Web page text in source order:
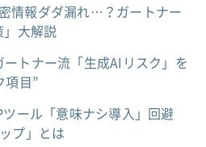
情報ダダ漏れ…？ガートナー
大解説
トナー流「生成AIリスク」を
項目”
ツール「意味ナシ導入」回避
プ」とは